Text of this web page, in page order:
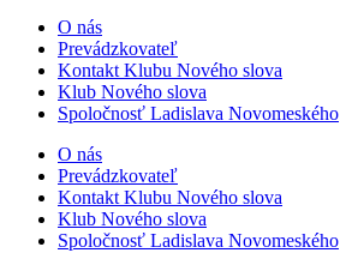
O nás
Prevádzkovateľ
Kontakt Klubu Nového slova
Klub Nového slova
Spoločnosť Ladislava Novomeského
O nás
Prevádzkovateľ
Kontakt Klubu Nového slova
Klub Nového slova
Spoločnosť Ladislava Novomeského